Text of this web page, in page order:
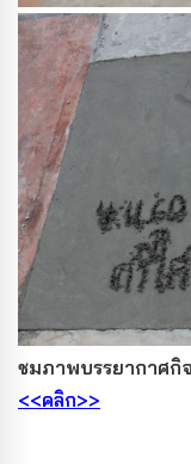
ชมภาพบรรยากาศกิ
<<คลิก>>